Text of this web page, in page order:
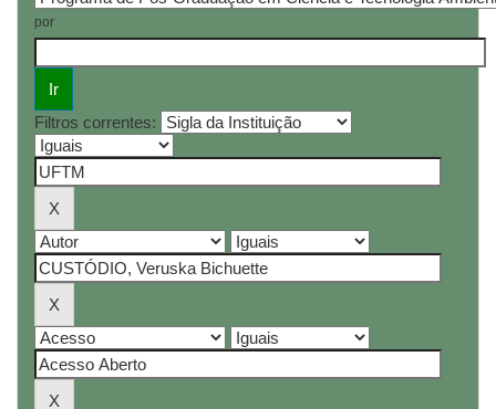
por
Filtros correntes: